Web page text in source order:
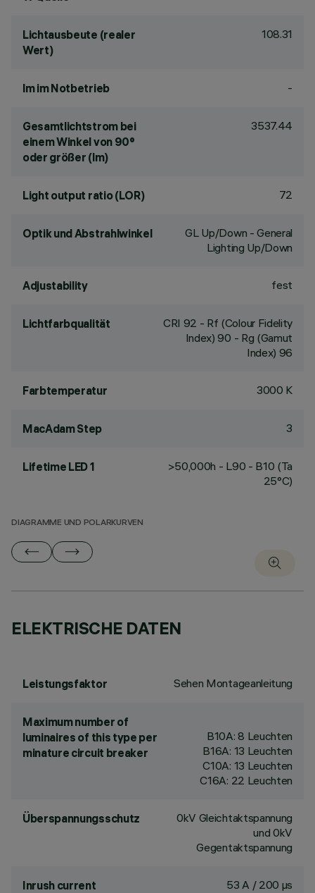
Lichtausbeute (realer
Wert)
108.31
lm im Notbetrieb -
Gesamtlichtstrom bei
einem Winkel von 90°
oder größer (lm)
3537.44
Light output ratio (LOR) 72
Optik und Abstrahlwinkel
GL Up/Down - General
Lighting Up/Down
Adjustability fest
Lichtfarbqualität CRI 92 - Rf (Colour Fidelity
Index) 90 - Rg (Gamut
Index) 96
Farbtemperatur 3000 K
MacAdam Step 3
Lifetime LED 1
>50,000h - L90 - B10 (Ta
25°C)
DIAGRAMME UND POLARKURVEN
ELEKTRISCHE DATEN
Leistungsfaktor Sehen Montageanleitung
Maximum number of
luminaires of this type per
minature circuit breaker
B10A: 8 Leuchten
B16A: 13 Leuchten
C10A: 13 Leuchten
C16A: 22 Leuchten
Überspannungsschutz
0kV Gleichtaktspannung
und 0kV
Gegentaktspannung
Inrush current 53 A / 200 µs